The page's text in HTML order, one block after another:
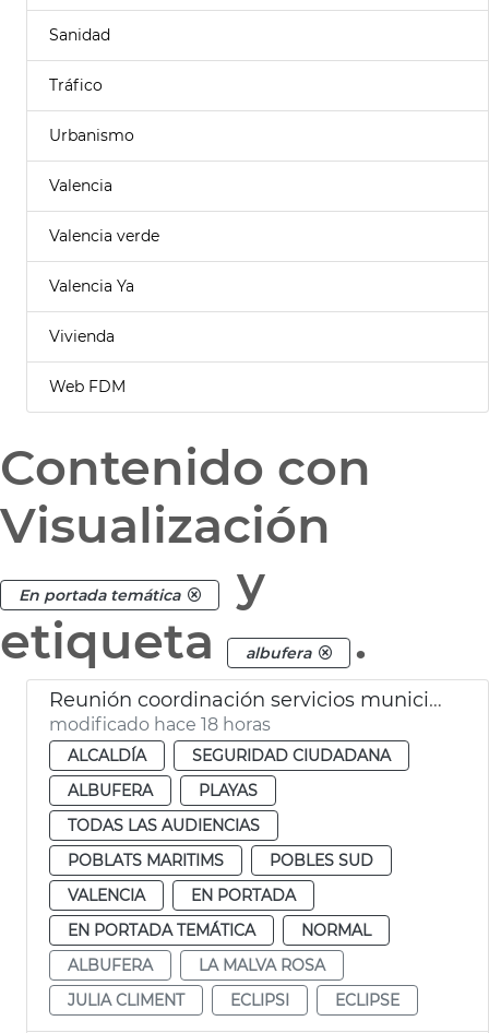
Sanidad
Tráfico
Urbanismo
Valencia
Valencia verde
Valencia Ya
Vivienda
Web FDM
Contenido con
Visualización
En portada temática
y
etiqueta
albufera .
Reunión coordinación servicios municipales eclipse València
modificado hace 18 horas
ALCALDÍA
SEGURIDAD CIUDADANA
ALBUFERA
PLAYAS
TODAS LAS AUDIENCIAS
POBLATS MARITIMS
POBLES SUD
VALENCIA
EN PORTADA
EN PORTADA TEMÁTICA
NORMAL
ALBUFERA
LA MALVA ROSA
JULIA CLIMENT
ECLIPSI ECLIPSE